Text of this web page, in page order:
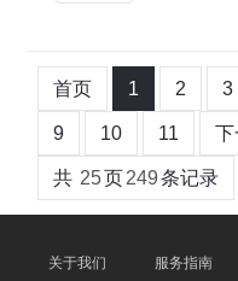
首页 1 2 3
9 10 11 下
共 25页249条记录
关于我们 服务指南